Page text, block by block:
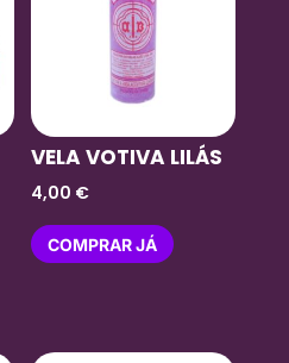
VELA VOTIVA LILÁS
4,00 €
COMPRAR JÁ